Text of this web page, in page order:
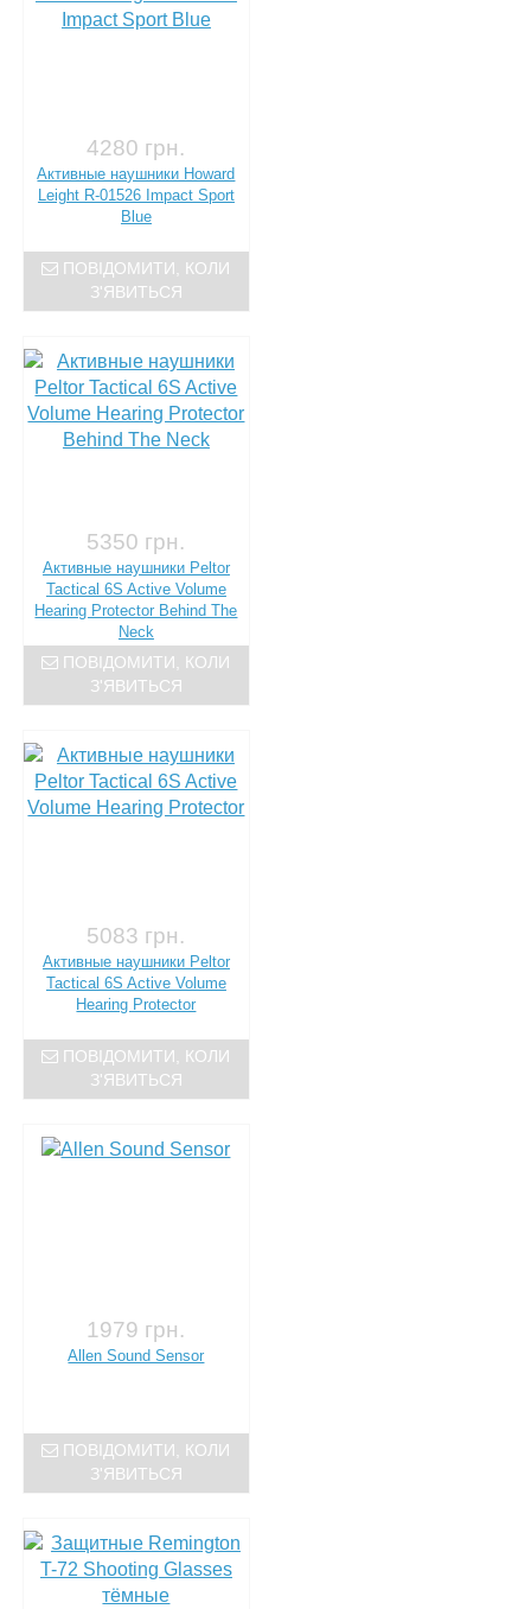
4280 грн.
Активные наушники Howard
Leight R-01526 Impact Sport
Blue
ПОВІДОМИТИ, КОЛИ
З'ЯВИТЬСЯ
5350 грн.
Активные наушники Peltor
Tactical 6S Active Volume
Hearing Protector Behind The
Neck
ПОВІДОМИТИ, КОЛИ
З'ЯВИТЬСЯ
5083 грн.
Активные наушники Peltor
Tactical 6S Active Volume
Hearing Protector
ПОВІДОМИТИ, КОЛИ
З'ЯВИТЬСЯ
1979 грн.
Allen Sound Sensor
ПОВІДОМИТИ, КОЛИ
З'ЯВИТЬСЯ